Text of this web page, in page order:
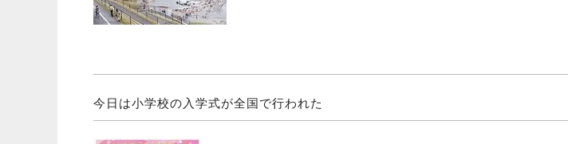
今日は小学校の入学式が全国で行われた